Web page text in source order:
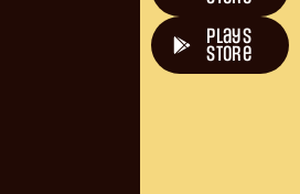
plays
store